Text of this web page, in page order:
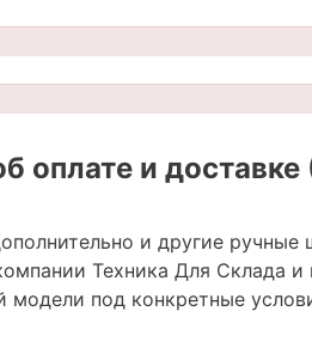
оплате и доставке
и другие
Техника Для Склада
модели под конкретные